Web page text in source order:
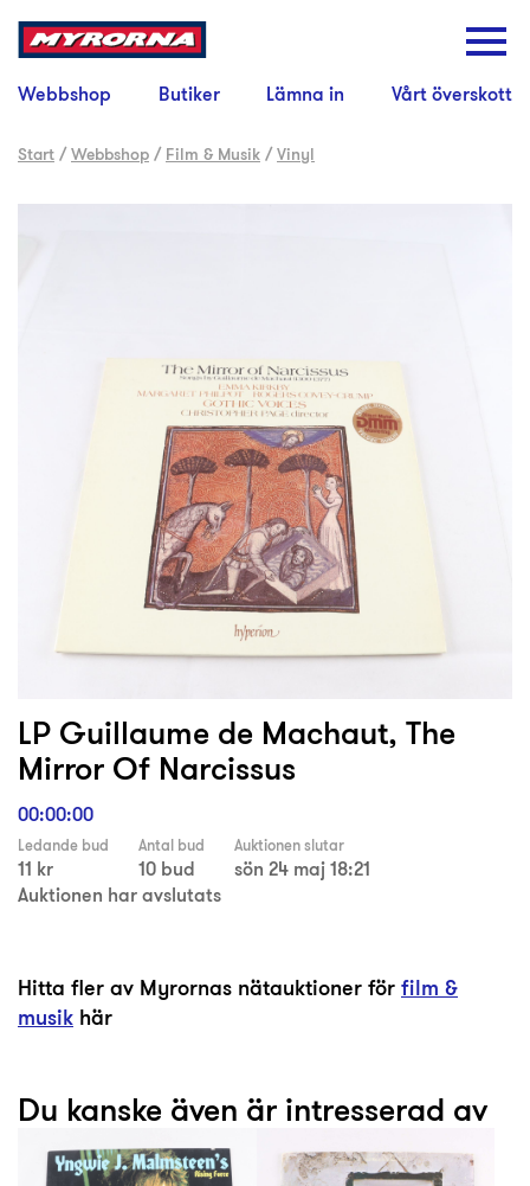
Webbshop Butiker Lämna in Vårt överskott
Start /Webbshop / Film & Musik /Vinyl
LP Guillaume de Machaut, The
Mirror Of Narcissus
00:00:00
Ledande bud
11 kr
Antal bud
10 bud
Auktionen slutar
sön 24 maj 18:21
Auktionen har avslutats
Hitta fler av Myrornas nätauktioner förfilm &
musik här
Du kanske även är intresserad av